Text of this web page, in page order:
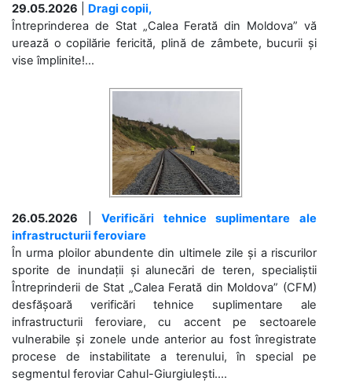
29.05.2026
Dragi copii,
Întreprinderea de Stat „Calea Ferată din Moldova” vă
urează o copilărie fericită, plină de zâmbete, bucurii și
vise împlinite!...
26.05.2026 |Verificări tehnice suplimentare ale
infrastructurii feroviare
În urma ploilor abundente din ultimele zile și a riscurilor
sporite de inundații și alunecări de teren, specialiștii
Întreprinderii de Stat „Calea Ferată din Moldova” (CFM)
desfășoară verificări tehnice suplimentare ale
infrastructurii feroviare, cu accent pe sectoarele
vulnerabile și zonele unde anterior au fost înregistrate
procese de instabilitate a terenului, în special pe
segmentul feroviar Cahul-Giurgiulești....